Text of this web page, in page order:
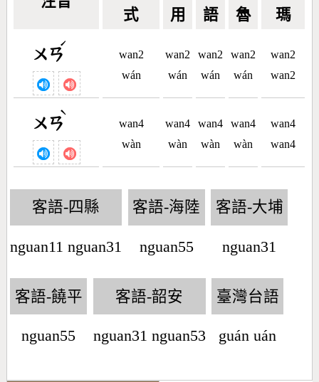
式 用 語 魯 瑪
ㄨㄢ
ˊ
wan2
wán
wan2
wán
wan2
wán
wan2
wán
wan2
wan2
ㄨㄢ
ˋ
wan4
wàn
wan4
wàn
wan4
wàn
wan4
wàn
wan4
wan4
客語-四縣
nguan11 nguan31
客語-海陸
nguan55
客語-大埔
nguan31
客語-饒平
nguan55
客語-韶安
nguan31 nguan53
臺灣台語
guán uán